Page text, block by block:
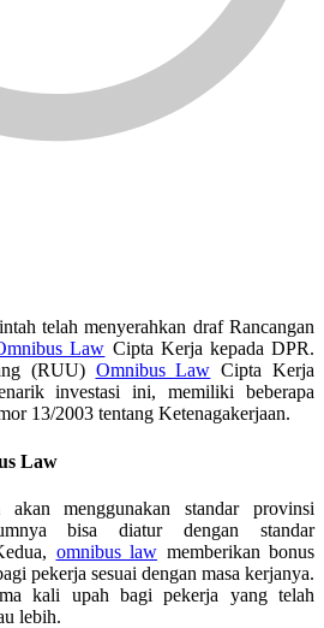
telah menyerahkan draf Rancangan
Law Cipta Kerja kepada DPR.
(RUU) Omnibus Law Cipta Kerja
investasi ini, memiliki beberapa
13/2003 tentang Ketenagakerjaan.
Law
menggunakan standar provinsi
bisa diatur dengan standar
omnibus law memberikan bonus
pekerja sesuai dengan masa kerjanya.
kali upah bagi pekerja yang telah
lebih.